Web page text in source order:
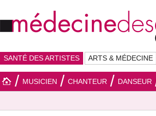
SANTÉ DES ARTISTES ARTS & MÉDECINE
MUSICIEN CHANTEUR DANSEUR